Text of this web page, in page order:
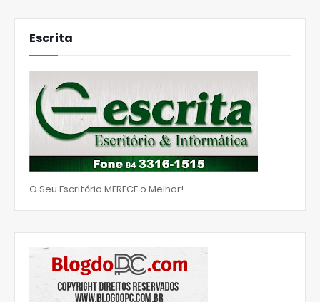
Escrita
O Seu Escritório MERECE o Melhor!